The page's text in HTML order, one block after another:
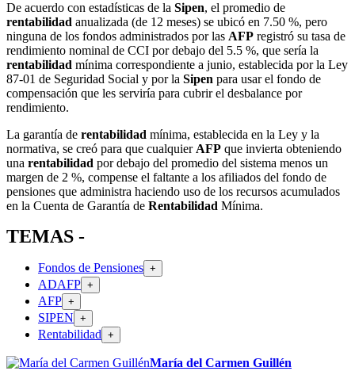
De acuerdo con estadísticas de la Sipen, el promedio de
rentabilidad anualizada (de 12 meses) se ubicó en 7.50 %, pero
ninguna de los fondos administrados por las AFP registró su tasa de
rendimiento nominal de CCI por debajo del 5.5 %, que sería la
rentabilidad mínima correspondiente a junio, establecida por la Ley
87-01 de Seguridad Social y por la Sipen para usar el fondo de
compensación que les serviría para cubrir el desbalance por
rendimiento.
La garantía de rentabilidad mínima, establecida en la Ley y la
normativa, se creó para que cualquier AFP que invierta obteniendo
una rentabilidad por debajo del promedio del sistema menos un
margen de 2 %, compense el faltante a los afiliados del fondo de
pensiones que administra haciendo uso de los recursos acumulados
en la Cuenta de Garantía de Rentabilidad Mínima.
TEMAS -
Fondos de Pensiones +
ADAFP +
AFP +
SIPEN +
Rentabilidad +
María del Carmen Guillén